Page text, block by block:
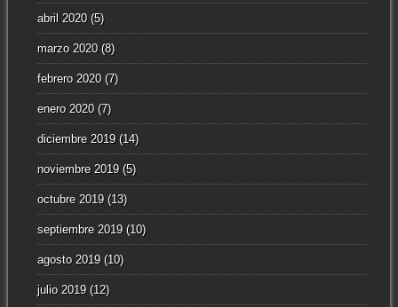
abril 2020(5)
marzo 2020(8)
febrero 2020(7)
enero 2020(7)
diciembre 2019(14)
noviembre 2019(5)
octubre 2019(13)
septiembre 2019(10)
agosto 2019(10)
julio 2019(12)